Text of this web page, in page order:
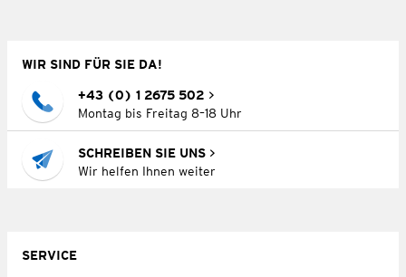
WIR SIND FÜR SIE DA!
+43 (0) 1 2675 502
Montag bis Freitag 8–18 Uhr
SCHREIBEN SIE UNS
Wir helfen Ihnen weiter
SERVICE